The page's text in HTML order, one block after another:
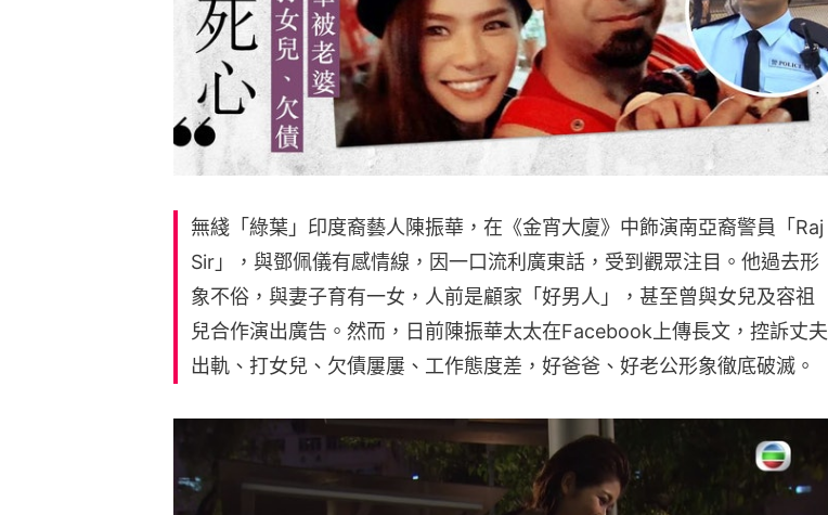
無綫「綠葉」印度裔藝人陳振華，在《金宵大廈》中飾演南亞裔警員「Raj
Sir」，與鄧佩儀有感情線，因一口流利廣東話，受到觀眾注目。他過去形
象不俗，與妻子育有一女，人前是顧家「好男人」，甚至曾與女兒及容祖
兒合作演出廣告。然而，日前陳振華太太在Facebook上傳長文，控訴丈夫
出軌、打女兒、欠債屢屢、工作態度差，好爸爸、好老公形象徹底破滅。